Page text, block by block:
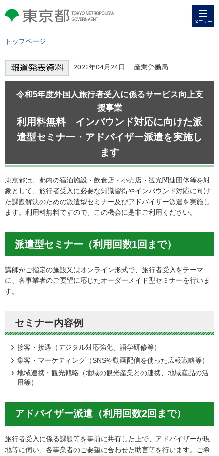
東京都 TOKYO METROPOLITAN
GOVERNMENT
トップページ
2023年04月24日 産業労働局
令和5年度外国人旅行者受入に係るサービス向上支
援事業
利用料無料 インバウンド対応に向けた派
遣型セミナー・アドバイザー派遣を実施し
ます
東京都は、都内の宿泊施設・飲食店・小売店・観光関連団体等を対
象として、旅行者受入に必要な知識習得やインバウンド対応に向け
た課題解決のための派遣型セミナー及びアドバイザー派遣を実施し
ます。利用料無料ですので、この機会に是非ご利用ください。
派遣型セミナー（利用回数1回まで）
講師がご指定の施設又はオンライン形式で、旅行者受入をテーマ
に、各事業者のご要望に応じたオーダーメイド型セミナーを行いま
す。
セミナー内容例
接客・接遇（デジタル対応強化、語学研修等）
集客・マーケティング（SNSや動画配信を使った広報戦略等）
地域連携・観光戦略（地域の観光産業との連携、地域産品の活
用等）
アドバイザー派遣（利用回数2回まで）
旅行者受入に係る課題等を事前に共有した上で、アドバイザーが現
地等に伺い、各事業者のご要望に合わせた助言等を行います。ご希